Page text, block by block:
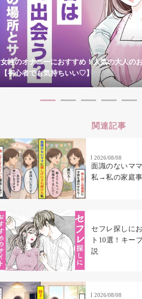
女性のオナニーにおすすめ！人気の大人の
【初心者でも気持ちいい♡】
関連記事
2026/08/08
面識のないマ
私→私の家庭
セフレ探しに
ト10選！キー
説
2026/08/08